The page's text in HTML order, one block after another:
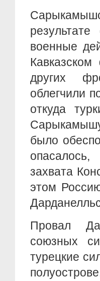
военные
других
облегчили
откуда
было
захвата
этом
Провал
союзных
турецкие